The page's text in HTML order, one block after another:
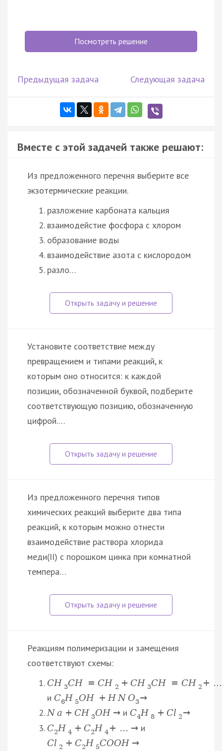
Посмотреть решение
Предыдущая задача Следующая задача
Вместе с этой задачей также решают:
Из предложенного перечня выберите все
экзотермические реакции.
разложение карбоната кальция
взаимодейстие фосфора с хлором
образование воды
взаимодействие азота с кислородом
разло…
Установите соответствие между
превращением и типами реакций, к
которым оно относится: к каждой
позиции, обозначенной буквой, подберите
соответствующую позицию, обозначенную
цифрой.…
Из предложенного перечня типов
химических реакций выберите два типа
реакций, к которым можно отнести
взаимодействие раствора хлорида
меди(II) с порошком цинка при комнатной
темпера…
Реакциям полимеризации и замещения
соответствуют схемы:
CH 3CH = CH 2 + CH 3CH = CH 2 + …
и C6H 5OH + H N O3→
Na + СH 3OH → и C4H 8 + Cl 2 →
C2H 4 + C2H 4 + … → и
Cl 2 + C2H 5COOH →